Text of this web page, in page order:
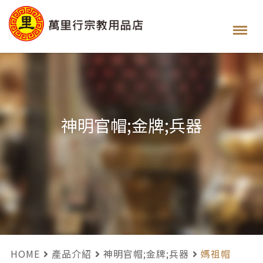
神明官帽;金牌;兵器
HOME 產品介紹 神明官帽;金牌;兵器 媽祖帽